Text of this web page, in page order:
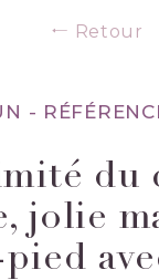
Retour
-
du
jolie